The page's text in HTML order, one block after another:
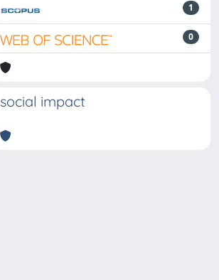
1
0
social impact